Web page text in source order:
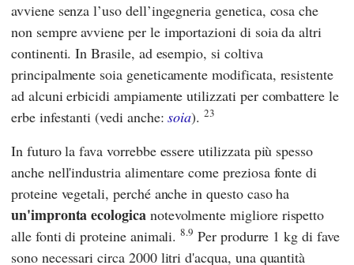
avviene senza l’uso dell’ingegneria genetica, cosa che
non sempre avviene per le importazioni di soia da altri
continenti. In Brasile, ad esempio, si coltiva
principalmente soia geneticamente modificata, resistente
ad alcuni erbicidi ampiamente utilizzati per combattere le
erbe infestanti (vedi anche:soia).23
In futuro la fava vorrebbe essere utilizzata più spesso
anche nell'industria alimentare come preziosa fonte di
proteine vegetali, perché anche in questo caso ha
un'impronta ecologicanotevolmente migliore rispetto
alle fonti di proteine animali.8.9 Per produrre 1 kg di fave
sono necessari circa 2000 litri d'acqua, una quantità